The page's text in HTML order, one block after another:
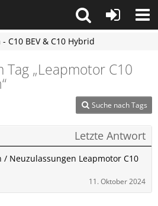
C10 BEV & C10 Hybrid
„Leapmotor C10
Suche nach Tags
Letzte Antwort
/ Neuzulassungen Leapmotor C10
11. Oktober 2024